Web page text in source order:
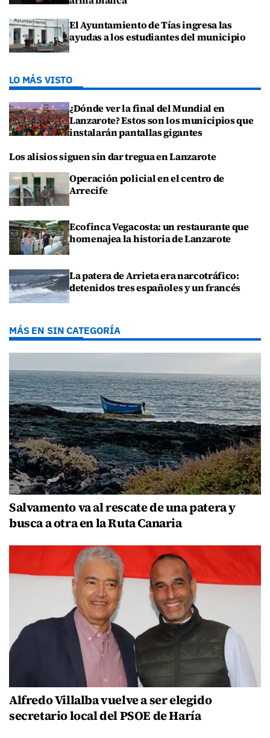
El Ayuntamiento de Tías ingresa las
ayudas a los estudiantes del municipio
LO MÁS VISTO
¿Dónde ver la final del Mundial en
Lanzarote? Estos son los municipios que
instalarán pantallas gigantes
Los alisios siguen sin dar tregua en Lanzarote
Operación policial en el centro de
Arrecife
Ecofinca Vegacosta: un restaurante que
homenajea la historia de Lanzarote
La patera de Arrieta era narcotráfico:
detenidos tres españoles y un francés
MÁS EN SIN CATEGORÍA
Salvamento va al rescate de una patera y
busca a otra en la Ruta Canaria
Alfredo Villalba vuelve a ser elegido
secretario local del PSOE de Haría